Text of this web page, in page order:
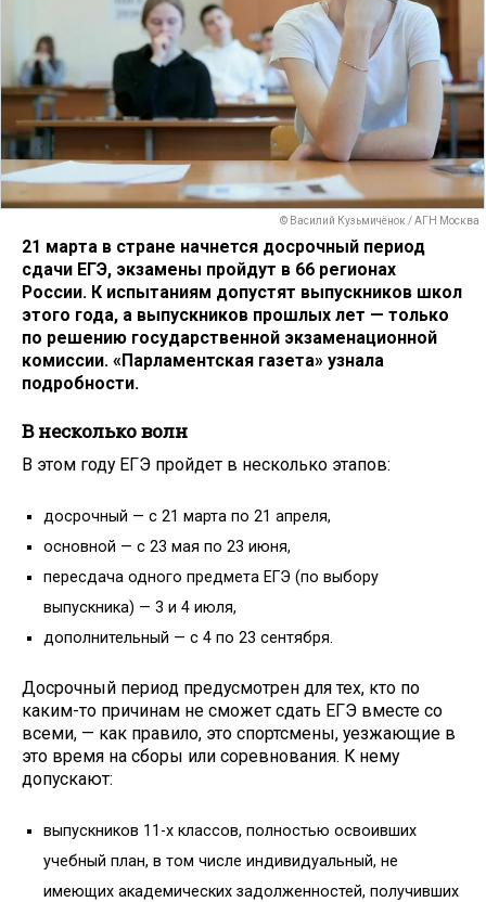
© Василий Кузьмичёнок / АГН Москва
21 марта в стране начнется досрочный период
сдачи ЕГЭ, экзамены пройдут в 66 регионах
России. К испытаниям допустят выпускников школ
этого года, а выпускников прошлых лет — только
по решению государственной экзаменационной
комиссии. «Парламентская газета» узнала
подробности.
В несколько волн
В этом году ЕГЭ пройдет в несколько этапов:
досрочный — с 21 марта по 21 апреля,
основной — с 23 мая по 23 июня,
пересдача одного предмета ЕГЭ (по выбору
выпускника) — 3 и 4 июля,
дополнительный — с 4 по 23 сентября.
Досрочный период предусмотрен для тех, кто по
каким-то причинам не сможет сдать ЕГЭ вместе со
всеми, — как правило, это спортсмены, уезжающие в
это время на сборы или соревнования. К нему
допускают:
выпускников 11-х классов, полностью освоивших
учебный план, в том числе индивидуальный, не
имеющих академических задолженностей, получивших